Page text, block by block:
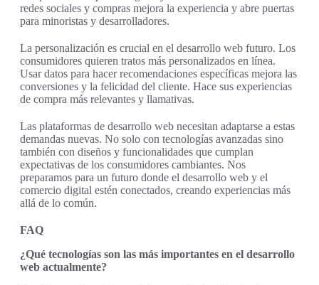
redes sociales y compras mejora la experiencia y abre puertas
para minoristas y desarrolladores.
La personalización es crucial en el desarrollo web futuro. Los
consumidores quieren tratos más personalizados en línea.
Usar datos para hacer recomendaciones específicas mejora las
conversiones y la felicidad del cliente. Hace sus experiencias
de compra más relevantes y llamativas.
Las plataformas de desarrollo web necesitan adaptarse a estas
demandas nuevas. No solo con tecnologías avanzadas sino
también con diseños y funcionalidades que cumplan
expectativas de los consumidores cambiantes. Nos
preparamos para un futuro donde el desarrollo web y el
comercio digital estén conectados, creando experiencias más
allá de lo común.
FAQ
¿Qué tecnologías son las más importantes en el desarrollo
web actualmente?